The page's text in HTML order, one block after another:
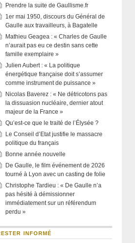
Prendre la suite de Gaullisme.fr
1er mai 1950, discours du Général de
Gaulle aux travailleurs, à Bagatelle
Mathieu Geagea : « Charles de Gaulle
n’aurait pas eu ce destin sans cette
famille exemplaire »
Julien Aubert : « La politique
énergétique française doit s’assumer
comme instrument de puissance »
Nicolas Baverez : « Ne détricotons pas
la dissuasion nucléaire, dernier atout
majeur de la France »
Qu’est-ce que le traité de l’Élysée ?
Le Conseil d’Etat justifie le massacre
politique du français
Bonne année nouvelle
De Gaulle, le film événement de 2026
tourné à Lyon avec un casting de folie
Christophe Tardieu : « De Gaulle n’a
pas hésité à démissionner
immédiatement sur un référendum
perdu »
INFORMÉ